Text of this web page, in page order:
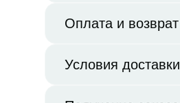
Оплата и возврат
Условия доставки